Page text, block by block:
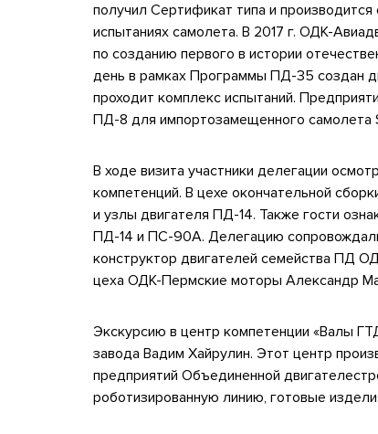
получил Сертификат типа и
испытаниях самолета. В 2017 г. ОДК-
по созданию первого в истории
день в рамках Программы ПД-35 создан
проходит комплекс испытаний.
ПД-8 для импортозамещенного самолета
В ходе визита участники делегации
компетенций. В цехе окончательной
и узлы двигателя ПД-14. Также гости
ПД-14 и ПС-90А. Делегацию
конструктор двигателей семейства ПД
цеха ОДК-Пермские моторы Александр
Экскурсию в центр компетенции «Валы
завода Вадим Хайрулин. Этот центр
предприятий Объединенной
роботизированную линию, готовые